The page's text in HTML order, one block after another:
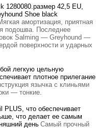
1280080.размер 42,5 EU,
Shoe black
амортизация, приятная
подошва. Последнее
Salming — Greyhound —
поверхности и ударных
легкую цельную
плотное прилегание
язычка с клиньями
— тонкие.
что обеспечивает
что делает ее самым
день Самый прочный